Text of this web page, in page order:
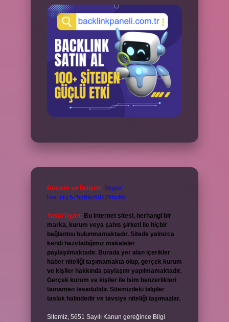
Reklam ve İletişim: Skype:
live:.cid.575569c608265c69
Yasal Uyarı: Bu internet sitesi, herhangi bir
marka, kurum veya şahıs şirketi ile hiçbir
bağlantısı bulunmamaktadır. Sitede yalnızca
kendi hazırladığımız makaleler
paylaşılmaktadır. Burada yer alan içerikler
haber niteliği taşımamakta olup, gerçek kurum
ve kişiler hakkında paylaşım yapılmamaktadır.
Gerçek kurum ve kişiler ile isim benzerlikleri
tamamen tesadüfidir. Sitemizdeki bilgiler
taslak halindedir ve tavsiye niteliği taşımazlar.
Sitemiz, 5651 Sayılı Kanun gereğince Bilgi